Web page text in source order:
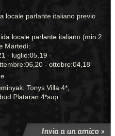
locale parlante italiano previo
locale parlante italiano (min.2
Martedì:
- luglio:05,19 -
- ottobre:04,18
Tonys Villa 4*,
Plataran 4*sup.
Invia a un amico »